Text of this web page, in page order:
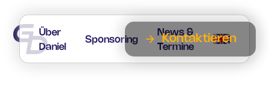
Über
Daniel
Sponsoring
News &
Termine
arrow_forward Kontaktieren